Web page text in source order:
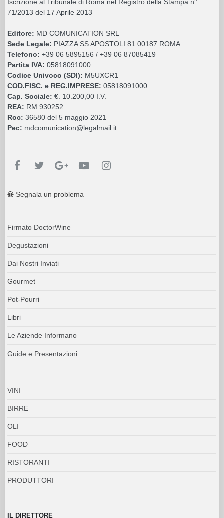
71/2013 del 17 Aprile 2013
Editore: MD COMUNICATION SRL
Sede Legale: PIAZZA SS APOSTOLI 81 00187 ROMA
Telefono: +39 06 5895156 / +39 06 87085419
Partita IVA: 05818091000
Codice Univoco (SDI): M5UXCR1
COD.FISC. e REG.IMPRESE: 05818091000
Cap. Sociale: €. 10.200,00 I.V.
REA: RM 930252
Roc: 36580 del 5 maggio 2021
Pec: mdcomunication@legalmail.it
Segnala un problema
Firmato DoctorWine
Degustazioni
Dai Nostri Inviati
Gourmet
Pot-Pourri
Libri
Le Aziende Informano
Guide e Presentazioni
VINI
BIRRE
OLI
FOOD
RISTORANTI
PRODUTTORI
IL DIRETTORE